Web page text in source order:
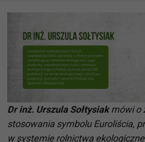
Dr inż. Urszula Sołtysiakmówi o
stosowania symbolu Euroliścia,
w systemie rolnictwa